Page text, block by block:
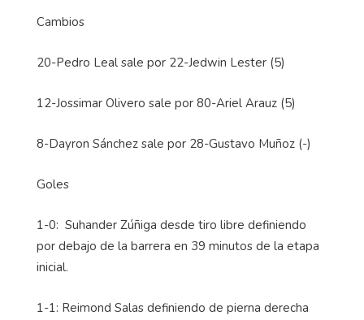
Cambios
20-Pedro Leal sale por 22-Jedwin Lester (5)
12-Jossimar Olivero sale por 80-Ariel Arauz (5)
8-Dayron Sánchez sale por 28-Gustavo Muñoz (-)
Goles
1-0: Suhander Zúñiga desde tiro libre definiendo
por debajo de la barrera en 39 minutos de la etapa
inicial.
1-1: Reimond Salas definiendo de pierna derecha